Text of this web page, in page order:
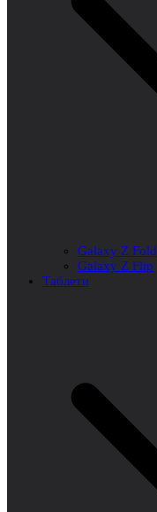
Galaxy Z Fold
Galaxy Z Flip
Таблети